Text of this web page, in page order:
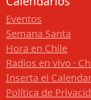
Eventos
Semana Santa
Hora en Chile
Radios en vivo ·
Inserta el
Política de